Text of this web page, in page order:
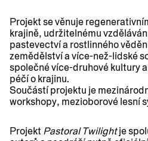
Projekt se věnuje
krajině, udržitelnému
pastevectví a rostlinného
zemědělství a více-než-lidské
společné více-druhové kultury
péčí o krajinu.
Součástí projektu je
workshopy, mezioborové lesní
Projekt Pastoral Twilight je